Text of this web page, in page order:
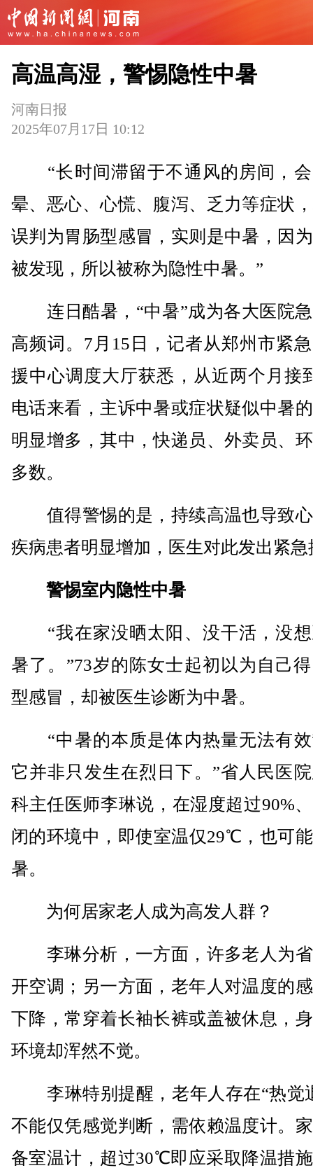
高温高湿，警惕隐性中暑
河南日报
2025年07月17日 10:12
“长时间滞留于不通风的房间，会
晕、恶心、心慌、腹泻、乏力等症状
误判为胃肠型感冒，实则是中暑，因
被发现，所以被称为隐性中暑。”
连日酷暑，“中暑”成为各大医院
高频词。7月15日，记者从郑州市紧
援中心调度大厅获悉，从近两个月接
电话来看，主诉中暑或症状疑似中暑
明显增多，其中，快递员、外卖员、
多数。
值得警惕的是，持续高温也导致
疾病患者明显增加，医生对此发出紧急
警惕室内隐性中暑
“我在家没晒太阳、没干活，没想
暑了。”73岁的陈女士起初以为自己
型感冒，却被医生诊断为中暑。
“中暑的本质是体内热量无法有效
它并非只发生在烈日下。”省人民医
科主任医师李琳说，在湿度超过90%
闭的环境中，即使室温仅29℃，也可
暑。
为何居家老人成为高发人群？
李琳分析，一方面，许多老人为
开空调；另一方面，老年人对温度的
下降，常穿着长袖长裤或盖被休息，
环境却浑然不觉。
李琳特别提醒，老年人存在“热觉
不能仅凭感觉判断，需依赖温度计。
备室温计，超过30℃即应采取降温措